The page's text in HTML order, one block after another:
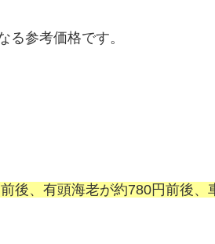
参考価格です。
後、有頭海老が約780円前後、